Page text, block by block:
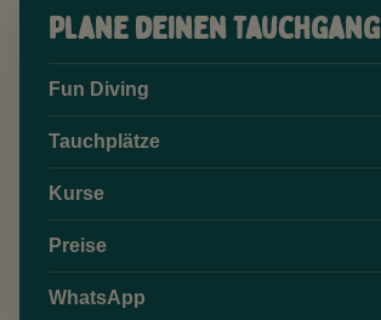
Plane deinen Tauchgang
Fun Diving
Tauchplätze
Kurse
Preise
WhatsApp